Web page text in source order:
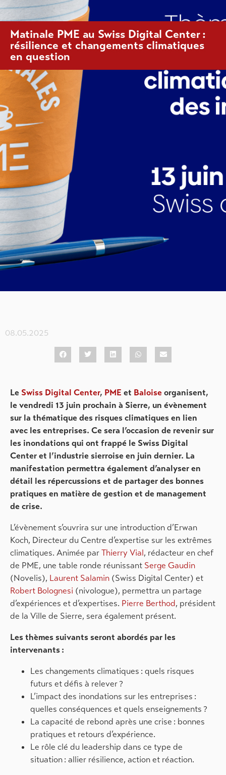
Matinale PME au Swiss Digital Center :
résilience et changements climatiques
en question
08.05.2025
Le Swiss Digital Center, PME et Baloiseorganisent,
le vendredi 13 juin prochain à Sierre, un évènement
sur la thématique des risques climatiques en lien
avec les entreprises. Ce sera l’occasion de revenir sur
les inondations qui ont frappé le Swiss Digital
Center et l’industrie sierroise en juin dernier. La
manifestation permettra également d’analyser en
détail les répercussions et de partager des bonnes
pratiques en matière de gestion et de management
de crise.
L’évènement s’ouvrira sur une introduction d’Erwan
Koch, Directeur du Centre d’expertise sur les extrêmes
climatiques. Animée parThierry Vial, rédacteur en chef
de PME, une table ronde réunissant Serge Gaudin
(Novelis), Laurent Salamin (Swiss Digital Center) et
Robert Bolognesi (nivologue), permettra un partage
d’expériences et d’expertises. Pierre Berthod, président
de la Ville de Sierre, sera également présent.
Les thèmes suivants seront abordés par les
intervenants :
Les changements climatiques : quels risques
futurs et défis à relever ?
L’impact des inondations sur les entreprises :
quelles conséquences et quels enseignements ?
La capacité de rebond après une crise : bonnes
pratiques et retours d’expérience.
Le rôle clé du leadership dans ce type de
situation : allier résilience, action et réaction.